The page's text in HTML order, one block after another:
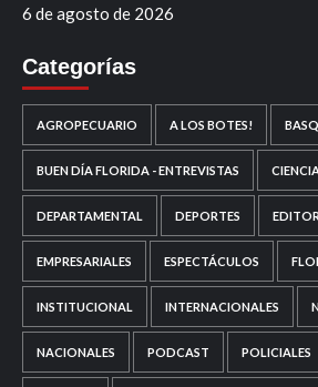
6 de agosto de 2026
Categorías
AGROPECUARIO A LOS BOTES!
BUEN DÍA FLORIDA - ENTREVISTAS
DEPARTAMENTAL DEPORTES
EMPRESARIALES ESPECTÁCULOS
INSTITUCIONAL INTERNACIONALES
NACIONALES PODCAST POLICIALES